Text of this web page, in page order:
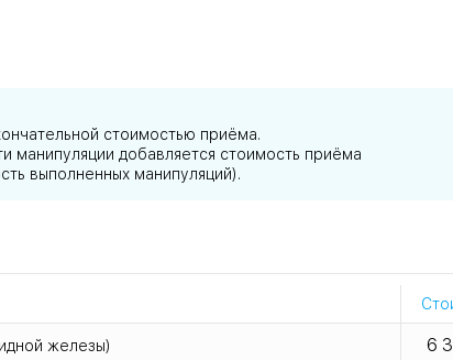
ЮАО
стоимостью приёма.
манипуляции добавляется стоимость приёма
выполненных манипуляций).
железы) 6